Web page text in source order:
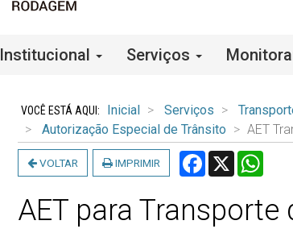
Institucional Serviços
Inicial Serviços
Autorização Especial de Trânsito
AET
VOLTAR IMPRIMIR Facebook
X
AET para Transporte